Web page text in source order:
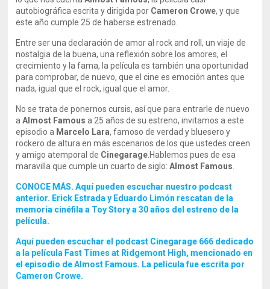
autobiográfica escrita y dirigida por Cameron Crowe, y que
este año cumple 25 de haberse estrenado.
Entre ser una declaración de amor al rock and roll, un viaje de
nostalgia de la buena, una reflexión sobre los amores, el
crecimiento y la fama, la película es también una oportunidad
para comprobar, de nuevo, que el cine es emoción antes que
nada, igual que el rock, igual que el amor.
No se trata de ponernos cursis, así que para entrarle de nuevo
aAlmost Famous a 25 años de su estreno, invitamos a este
episodio a Marcelo Lara, famoso de verdad y bluesero y
rockero de altura en más escenarios de los que ustedes creen
y amigo atemporal de Cinegarage .Hablemos pues de esa
maravilla que cumple un cuarto de siglo:Almost Famous
CONOCE MÁS. Aquí pueden escuchar nuestro podcast
anterior. Erick Estrada y Eduardo Limón rescatan de la
memoria cinéfila a Toy Story a 30 años del estreno de la
película.
Aquí pueden escuchar el podcast Cinegarage 666 dedicado
a la película Fast Times at Ridgemont High, mencionado en
el episodio de Almost Famous. La película fue escrita por
Cameron Crowe.